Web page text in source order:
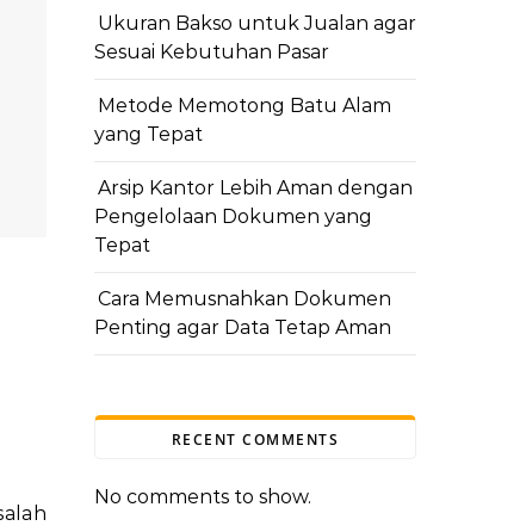
Ukuran Bakso untuk Jualan agar
Sesuai Kebutuhan Pasar
Metode Memotong Batu Alam
yang Tepat
Arsip Kantor Lebih Aman dengan
Pengelolaan Dokumen yang
Tepat
Cara Memusnahkan Dokumen
Penting agar Data Tetap Aman
RECENT COMMENTS
No comments to show.